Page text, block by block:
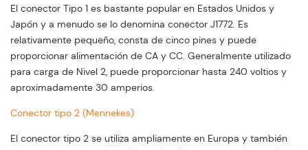
El conector Tipo 1 es bastante popular en Estados Unidos y
Japón y a menudo se lo denomina conector J1772. Es
relativamente pequeño, consta de cinco pines y puede
proporcionar alimentación de CA y CC. Generalmente utilizado
para carga de Nivel 2, puede proporcionar hasta 240 voltios y
aproximadamente 30 amperios.
Conector tipo 2 (Mennekes)
El conector tipo 2 se utiliza ampliamente en Europa y también